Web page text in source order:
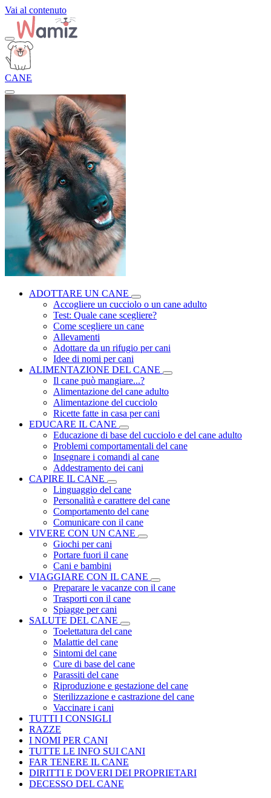
Vai al contenuto
CANE
ADOTTARE UN CANE
Accogliere un cucciolo o un cane adulto
Test: Quale cane scegliere?
Come scegliere un cane
Allevamenti
Adottare da un rifugio per cani
Idee di nomi per cani
ALIMENTAZIONE DEL CANE
Il cane può mangiare...?
Alimentazione del cane adulto
Alimentazione del cucciolo
Ricette fatte in casa per cani
EDUCARE IL CANE
Educazione di base del cucciolo e del cane adulto
Problemi comportamentali del cane
Insegnare i comandi al cane
Addestramento dei cani
CAPIRE IL CANE
Linguaggio del cane
Personalità e carattere del cane
Comportamento del cane
Comunicare con il cane
VIVERE CON UN CANE
Giochi per cani
Portare fuori il cane
Cani e bambini
VIAGGIARE CON IL CANE
Preparare le vacanze con il cane
Trasporti con il cane
Spiagge per cani
SALUTE DEL CANE
Toelettatura del cane
Malattie del cane
Sintomi del cane
Cure di base del cane
Parassiti del cane
Riproduzione e gestazione del cane
Sterilizzazione e castrazione del cane
Vaccinare i cani
TUTTI I CONSIGLI
RAZZE
I NOMI PER CANI
TUTTE LE INFO SUI CANI
FAR TENERE IL CANE
DIRITTI E DOVERI DEI PROPRIETARI
DECESSO DEL CANE